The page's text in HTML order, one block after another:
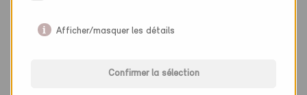
bâtiment)
CECB (Efficacité
Afficher/masquer les détails
Confirmer la sélection